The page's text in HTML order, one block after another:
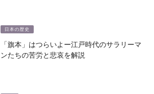
日本の歴史
「旗本」はつらいよー江戸時代のサラリーマ
ンたちの苦労と悲哀を解説